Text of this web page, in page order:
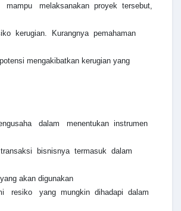
mampu melaksanakan proyek tersebut,
kerugian. Kurangnya pemahaman
mengakibatkan kerugian yang
dalam menentukan instrumen
bisnisnya termasuk dalam
akan digunakan
resiko yang mungkin dihadapi dalam